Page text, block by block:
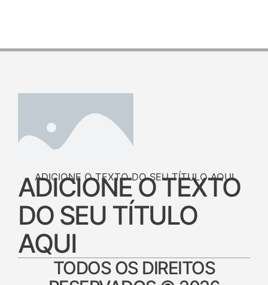
ADICIONE O TEXTO DO SEU TÍTULO AQUI
ADICIONE O TEXTO
DO SEU TÍTULO
AQUI
TODOS OS DIREITOS